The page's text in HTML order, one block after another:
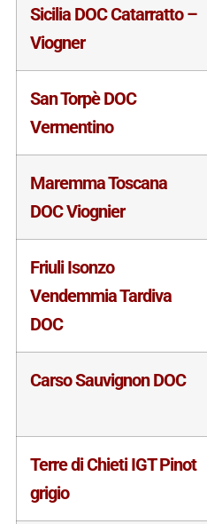
Sicilia DOC Catarratto –
Viogner
San Torpè DOC
Vermentino
Maremma Toscana
DOC Viognier
Friuli Isonzo
Vendemmia Tardiva
DOC
Carso Sauvignon DOC
Terre di Chieti IGT Pinot
grigio